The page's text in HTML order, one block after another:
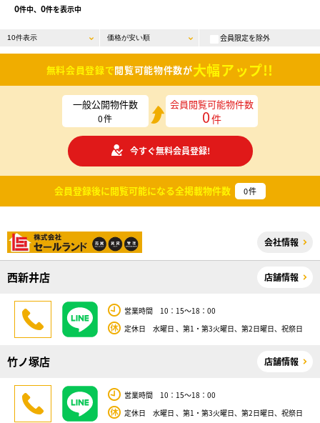
0件中、 0件を表示中
会員限定を除外
無料会員登録で閲覧可能物件数が大幅アップ!!
一般公開物件数
0件
会員閲覧可能物件数
0件
今すぐ無料会員登録!
会員登録後に閲覧可能になる全掲載物件数 0件
会社情報
西新井店 店舗情報
営業時間 10：15～18：00
定休日 水曜日 、第1・第3火曜日、第2日曜日、祝祭日
竹ノ塚店 店舗情報
営業時間 10：15～18：00
定休日 水曜日 、第1・第3火曜日、第2日曜日、祝祭日